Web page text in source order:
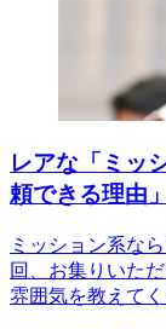
レアな「ミッ
頼できる理由」
ミッション系な
回、お集りいた
雰囲気を教えて